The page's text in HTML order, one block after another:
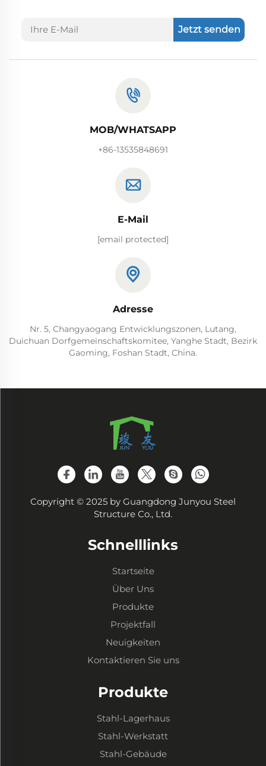
Jetzt senden
MOB/WHATSAPP
+86-13535848691
E-Mail
[email protected]
Adresse
Nr. 5, Changyaogang Entwicklungszonen, Lutang,
Duichuan Dorfgemeinschaftskomitee, Yanghe Stadt, Bezirk
Gaoming, Foshan Stadt, China.
Copyright © 2025 by Guangdong Junyou Steel
Structure Co., Ltd.
Schnelllinks
Startseite
Über Uns
Produkte
Projektfall
Neuigkeiten
Kontaktieren Sie uns
Produkte
Stahl-Lagerhaus
Stahl-Werkstatt
Stahl-Gebäude